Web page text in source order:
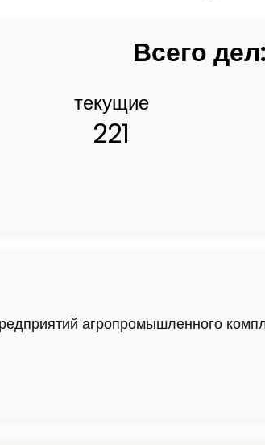
Всего дел:
текущие
221
агропромышленного